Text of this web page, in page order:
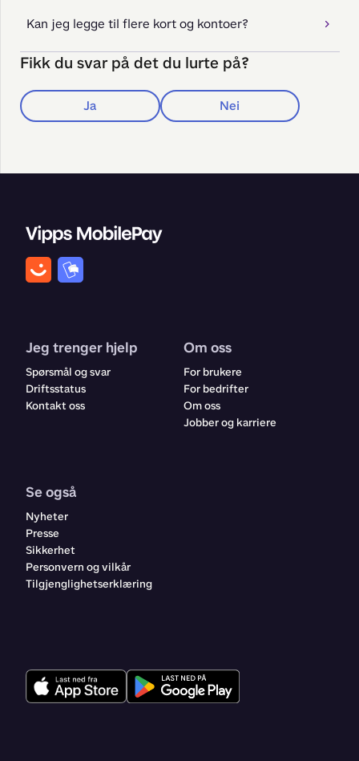
Kan jeg legge til flere kort og kontoer?
Fikk du svar på det du lurte på?
Ja Nei
Jeg trenger hjelp
Spørsmål og svar
Driftsstatus
Kontakt oss
Om oss
For brukere
For bedrifter
Om oss
Jobber og karriere
Se også
Nyheter
Presse
Sikkerhet
Personvern og vilkår
Tilgjenglighetserklæring